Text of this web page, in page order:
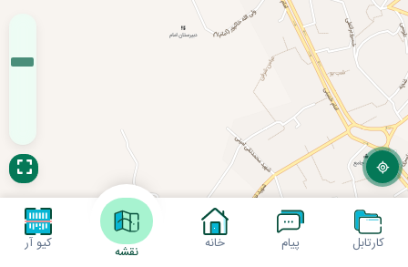
کارتابل پیام خانه نقشه کیو آر